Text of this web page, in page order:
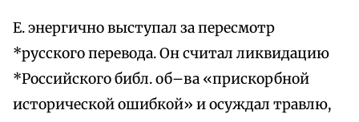
Е. энергично выступал за пересмотр
*русского перевода. Он считал ликвидацию
*Российского библ. об–ва «прискорбной
исторической ошибкой» и осуждал травлю,